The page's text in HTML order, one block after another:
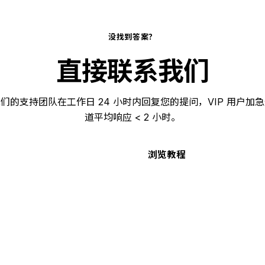
没找到答案？
直接联系我们
的支持团队在工作日 24 小时内回复您的提问，VIP 用户加
道平均响应 < 2 小时。
浏览教程